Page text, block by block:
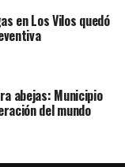
en Los Vilos quedó
abejas: Municipio
del mundo